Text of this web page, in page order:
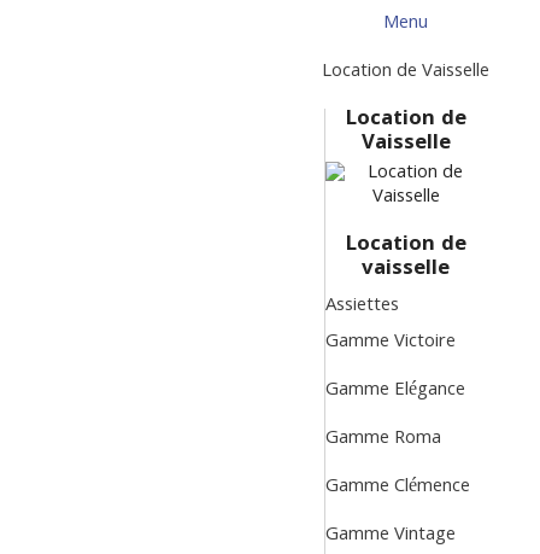
Menu
Location de Vaisselle
Location de
Vaisselle
Location de
vaisselle
Assiettes
Gamme Victoire
Gamme Elégance
Gamme Roma
Gamme Clémence
Gamme Vintage